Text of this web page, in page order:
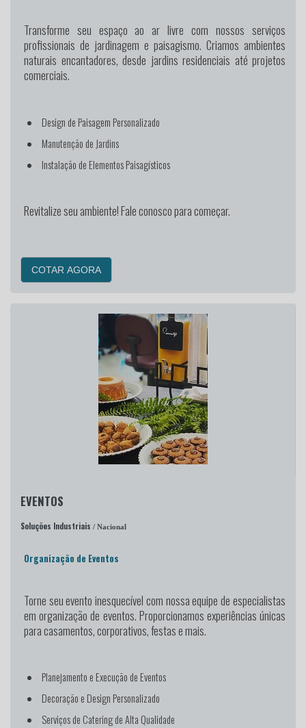
Transforme seu espaço ao ar livre com nossos serviços
profissionais de jardinagem e paisagismo. Criamos ambientes
naturais encantadores, desde jardins residenciais até projetos
comerciais.
Design de Paisagem Personalizado
Manutenção de Jardins
Instalação de Elementos Paisagísticos
Revitalize seu ambiente! Fale conosco para começar.
COTAR AGORA
EVENTOS
Soluções Industriais / Nacional
Organização de Eventos
Torne seu evento inesquecível com nossa equipe de especialistas
em organização de eventos. Proporcionamos experiências únicas
para casamentos, corporativos, festas e mais.
Planejamento e Execução de Eventos
Decoração e Design Personalizado
Serviços de Catering de Alta Qualidade